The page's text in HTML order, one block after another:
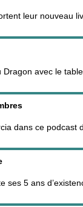
leur nouveau
avec le
dans ce
ses 5 ans